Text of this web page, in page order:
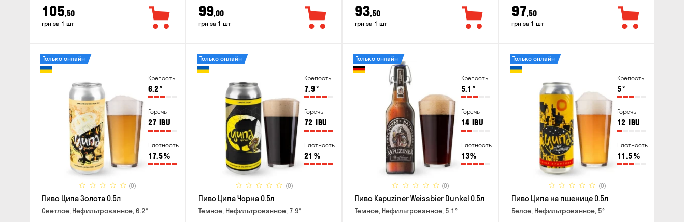
105,50
грн за 1 шт
99,00
грн за 1 шт
93,50
грн за 1 шт
97,50
грн за 1 шт
Крепость
6.2°
Горечь
27 IBU
Плотность
17.5%
(0)
Только онлайн
Пиво Ципа Золота 0.5л
Светлое, Нефильтрованное, 6.2°
Крепость
7.9°
Горечь
72 IBU
Плотность
21 %
(0)
Только онлайн
Пиво Ципа Чорна 0.5л
Темное, Нефильтрованное, 7.9°
Крепость
5.1 °
Горечь
14 IBU
Плотность
13%
(0)
Только онлайн
Пиво Kapuziner Weissbier Dunkel 0.5л
Темное, Нефильтрованное, 5.1°
Крепость
5°
Горечь
12 IBU
Плотность
11.5%
(0)
Только онлайн
Пиво Ципа на пшенице 0.5л
Белое, Нефильтрованное, 5°